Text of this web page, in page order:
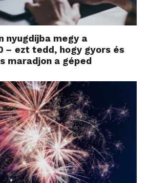
nyugdíjba megy a
– ezt tedd, hogy gyors és
maradjon a géped